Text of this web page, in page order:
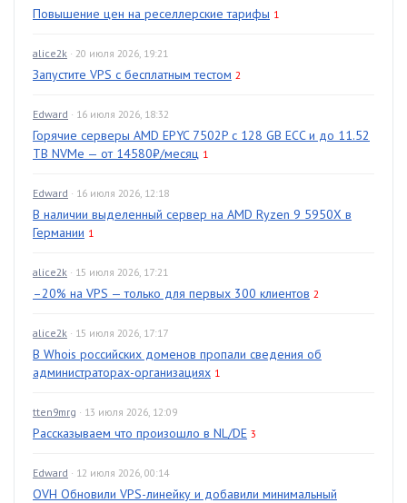
Повышение цен на реселлерские тарифы 1
alice2k · 20 июля 2026, 19:21
Запустите VPS с бесплатным тестом 2
Edward · 16 июля 2026, 18:32
Горячие серверы AMD EPYC 7502P с 128 GB ECC и до 11.52
TB NVMe — от 14580₽/месяц 1
Edward · 16 июля 2026, 12:18
В наличии выделенный сервер на AMD Ryzen 9 5950X в
Германии 1
alice2k · 15 июля 2026, 17:21
–20% на VPS — только для первых 300 клиентов 2
alice2k · 15 июля 2026, 17:17
В Whois российских доменов пропали сведения об
администраторах-организациях 1
tten9mrg · 13 июля 2026, 12:09
Рассказываем что произошло в NL/DE 3
Edward · 12 июля 2026, 00:14
OVH Обновили VPS-линейку и добавили минимальный